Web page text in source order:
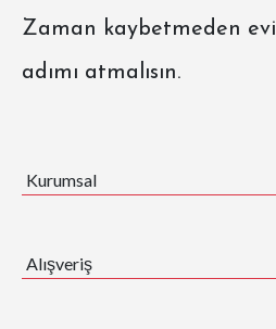
Zaman kaybetmeden
adımı atmalısın.
Kurumsal
Alışveriş